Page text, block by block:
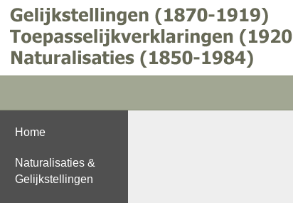
Home
Naturalisaties &
Gelijkstellingen